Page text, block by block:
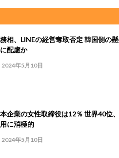
相、LINEの経営奪取否定 韓国側の懸
配慮か
2024年5月10日
企業の女性取締役は12％ 世界40位、
に消極的
2024年5月10日